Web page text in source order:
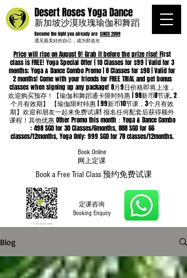
Price will rise on August 9! Grab it before the prize rise! First
class is FREE! Yoga Special Offer | 10 Classes for $99 | Valid for 3
months; Yoga & Dance Combo Promo | 8 Classes for $98 | Valid for
2 months! Come with your friends for FREE TRIAL and get bonus
classes when signing up any package! 8月9日价格即将上涨，
欢迎购买预存！【瑜伽和舞蹈通卡限时特惠 | 98新币8节课, 2
个月有效期】 【瑜伽限时特惠 | 99新币10节课，3个月有效
期】欢迎和朋友一起来免费试课! 报名任何配套后获得额外
课程！其他优惠 Other Promo this month：Yoga & Dance Combo
: 498 SGD for 30 Classes/6months, 888 SGD for 66
classes/12months, Yoga Only: 999 SGD for 78 classes/12months.
Become the light you already are SINCE 2009
遇见最美好的自己，成为那道光
Desert Roses Yoga Dance
新加坡沙漠玫瑰瑜伽和舞蹈
Book a Free Trial Class 预约免费试课
定课咨询
Booking Enquiry
Book Online
​网上定课
Whatsapp96652368
WeChat ID : desertrosesfit
Blog